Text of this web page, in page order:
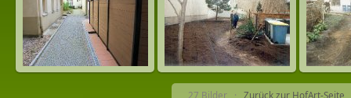
27 Bilder · Zurück zur HofArt-Seite